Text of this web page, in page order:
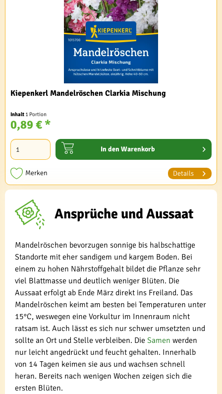
Kiepenkerl Mandelröschen Clarkia Mischung
Inhalt 1 Portion
0,89 € *
In den Warenkorb
Merken Details
Ansprüche und Aussaat
Mandelröschen bevorzugen sonnige bis halbschattige
Standorte mit eher sandigem und kargem Boden. Bei
einem zu hohen Nährstoffgehalt bildet die Pflanze sehr
viel Blattmasse und deutlich weniger Blüten. Die
Aussaat erfolgt ab Ende März direkt ins Freiland. Das
Mandelröschen keimt am besten bei Temperaturen unter
15°C, weswegen eine Vorkultur im Innenraum nicht
ratsam ist. Auch lässt es sich nur schwer umsetzten und
sollte an Ort und Stelle verbleiben. Die Samen werden
nur leicht angedrückt und feucht gehalten. Innerhalb
von 14 Tagen keimen sie aus und wachsen schnell
heran. Bereits nach wenigen Wochen zeigen sich die
ersten Blüten.